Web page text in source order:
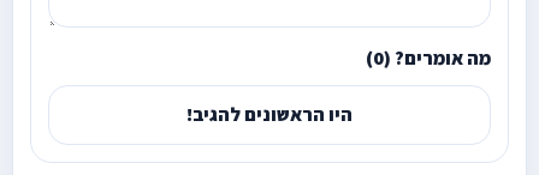
מה אומרים? (0)
היו הראשונים להגיב!